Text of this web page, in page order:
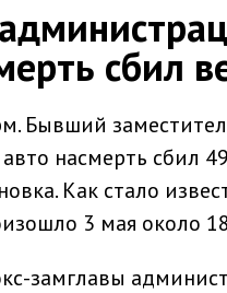
сбил
Бывший
насмерть сбил
Как стало
3 мая около
замглавы